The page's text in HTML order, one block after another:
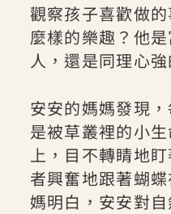
觀察孩子喜歡做
麼樣的樂趣？他
人，還是同理心
安安的媽媽發現
是被草叢裡的小
上，目不轉睛地
者興奮地跟著蝴
媽明白，安安對